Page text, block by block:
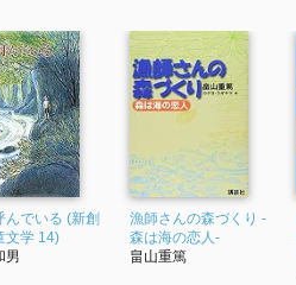
んでいる (新創
文学 14)
男
漁師さんの森づくり -
森は海の恋人-
畠山重篤